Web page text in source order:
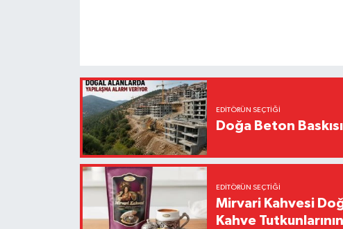
EDITÖRÜN SEÇTIĞI
Doğa Beton
EDITÖRÜN SEÇTIĞI
Mirvari Kahvesi
Kahve